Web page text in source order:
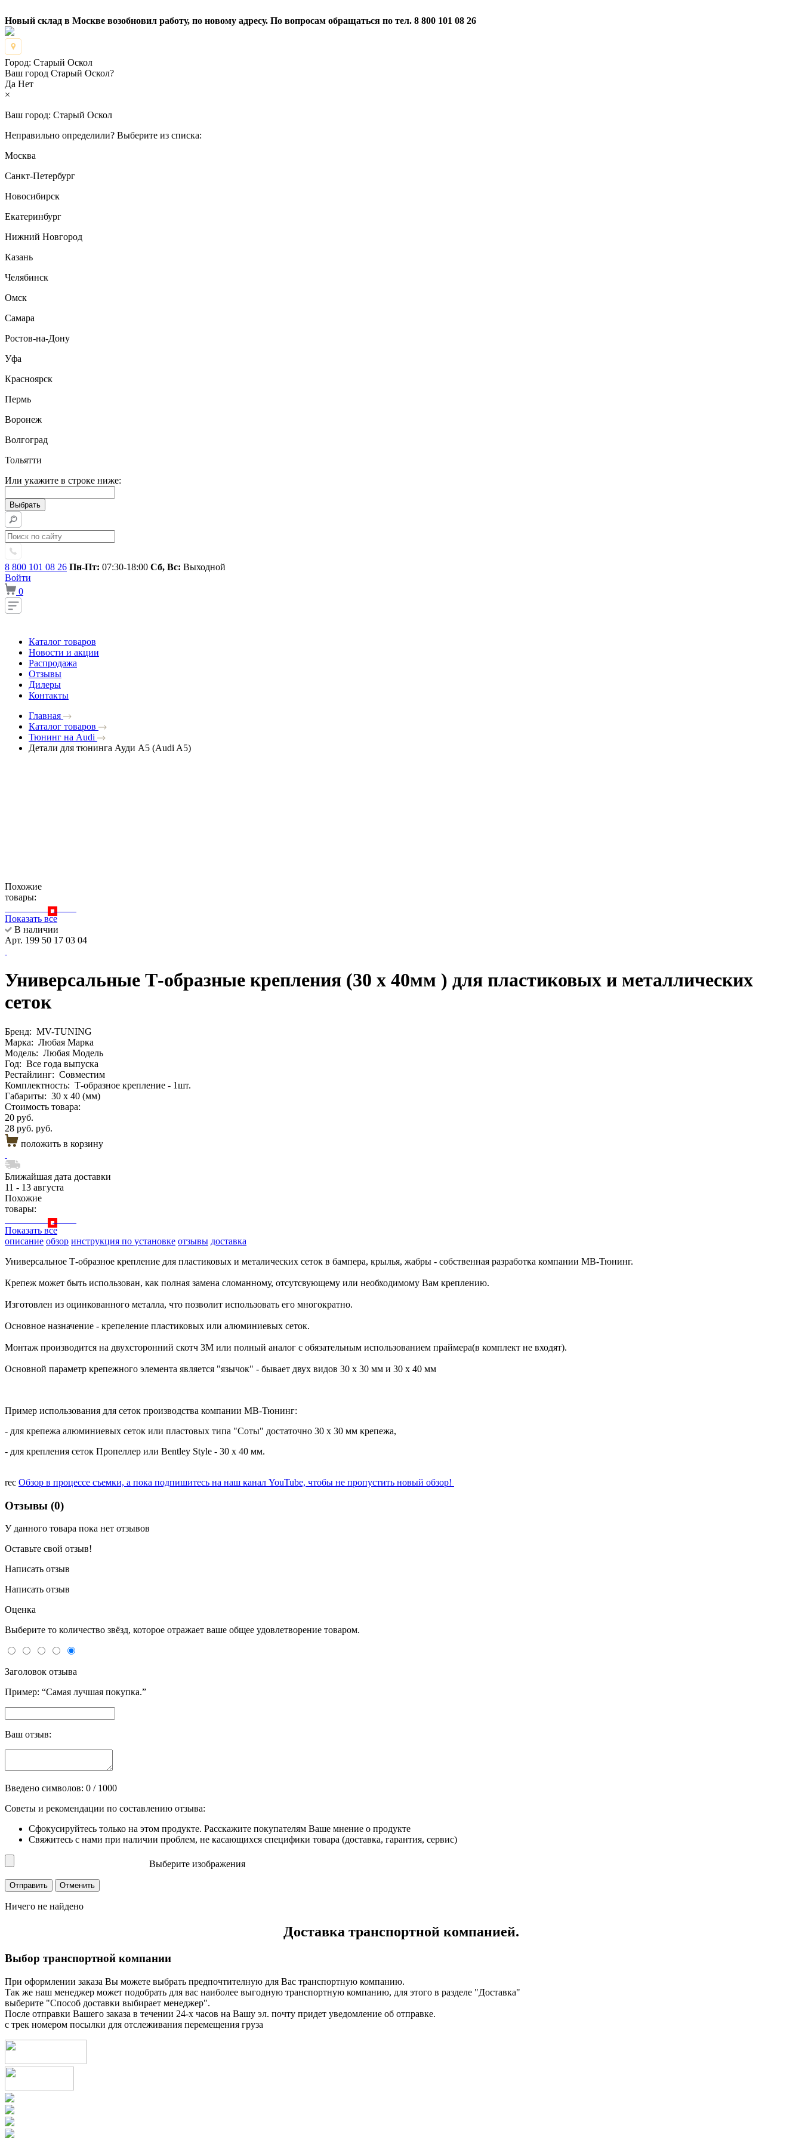
Новый склад в Москве возобновил работу, по новому адресу. По вопросам обращаться по тел. 8 800 101 08 26
Город: Старый Оскол
Ваш город Старый Оскол?
Да Нет
×
Ваш город: Старый Оскол
Неправильно определили? Выберите из списка:
Москва
Санкт-Петербург
Новосибирск
Екатеринбург
Нижний Новгород
Казань
Челябинск
Омск
Самара
Ростов-на-Дону
Уфа
Красноярск
Пермь
Воронеж
Волгоград
Тольятти
Или укажите в строке ниже:
8 800 101 08 26 Пн-Пт: 07:30-18:00 Сб, Вс: Выходной
Войти
0
Каталог товаров
Новости и акции
Распродажа
Отзывы
Дилеры
Контакты
Главная
Каталог товаров
Тюнинг на Audi
Детали для тюнинга Ауди A5 (Audi A5)
Похожие
товары:
Показать все
В наличии
Арт. 199 50 17 03 04
Универсальные Т-образные крепления (30 х 40мм ) для пластиковых и металлических
сеток
Бренд: MV-TUNING
Марка: Любая Марка
Модель: Любая Модель
Год: Все года выпуска
Рестайлинг: Совместим
Комплектность: Т-образное крепление - 1шт.
Габариты: 30 х 40 (мм)
Стоимость товара:
20 руб.
28 руб. руб.
положить в корзину
Ближайшая дата доставки
11 - 13 августа
Похожие
товары:
Показать все
описание обзор инструкция по установке отзывы доставка
Универсальное Т-образное крепление для пластиковых и металических сеток в бампера, крылья, жабры - собственная разработка компании МВ-Тюнинг.
Крепеж может быть использован, как полная замена сломанному, отсутсвующему или необходимому Вам креплению.
Изготовлен из оцинкованного металла, что позволит использовать его многократно.
Основное назначение - крепеление пластиковых или алюминиевых сеток.
Монтаж производится на двухсторонний скотч 3М или полный аналог с обязательным использованием праймера(в комплект не входят).
Основной параметр крепежного элемента является "язычок" - бывает двух видов 30 х 30 мм и 30 х 40 мм
Пример использования для сеток производства компании МВ-Тюнинг:
- для крепежа алюминиевых сеток или пластовых типа "Соты" достаточно 30 х 30 мм крепежа,
- для крепления сеток Пропеллер или Bentley Style - 30 х 40 мм.
rec Обзор в процессе съемки, а пока подпишитесь на наш канал YouTube, чтобы не пропустить новый обзор!
Отзывы (0)
У данного товара пока нет отзывов
Оставьте свой отзыв!
Написать отзыв
Написать отзыв
Оценка
Выберите то количество звёзд, которое отражает ваше общее удовлетворение товаром.
Заголовок отзыва
Пример: “Самая лучшая покупка.”
Ваш отзыв:
Введено символов: 0 / 1000
Советы и рекомендации по составлению отзыва:
Сфокусируйтесь только на этом продукте. Расскажите покупателям Ваше мнение о продукте
Свяжитесь с нами при наличии проблем, не касающихся специфики товара (доставка, гарантия, сервис)
Выберите изображения
Ничего не найдено
Доставка транспортной компанией.
Выбор транспортной компании
При оформлении заказа Вы можете выбрать предпочтителную для Вас транспортную компанию.
Так же наш менеджер может подобрать для вас наиболее выгодную транспортную компанию, для этого в разделе "Доставка"
выберите "Способ доставки выбирает менеджер".
После отправки Вашего заказа в течении 24-х часов на Вашу эл. почту придет уведомление об отправке.
с трек номером посылки для отслеживания перемещения груза